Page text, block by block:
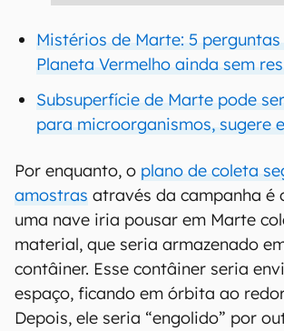
Mistérios de Marte: 5
Planeta Vermelho ainda sem
Subsuperfície de Marte pode
para microorganismos, sugere
Por enquanto, o plano de coleta
amostras através da campanha é
uma nave iria pousar em Marte
material, que seria armazenado
contâiner. Esse contâiner seria
espaço, ficando em órbita ao
Depois, ele seria “engolido” por